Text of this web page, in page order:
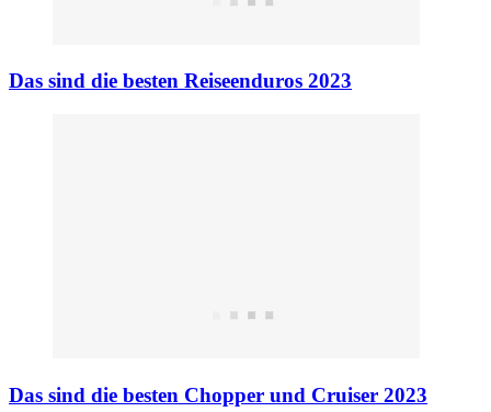
Das sind die besten Reiseenduros 2023
Das sind die besten Chopper und Cruiser 2023